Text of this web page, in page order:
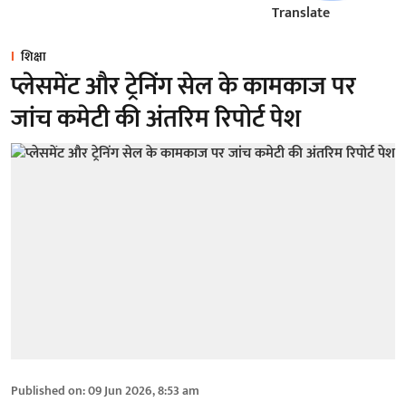
Translate
शिक्षा
प्लेसमेंट और ट्रेनिंग सेल के कामकाज पर
जांच कमेटी की अंतरिम रिपोर्ट पेश
Published on:09 Jun 2026, 8:53 am